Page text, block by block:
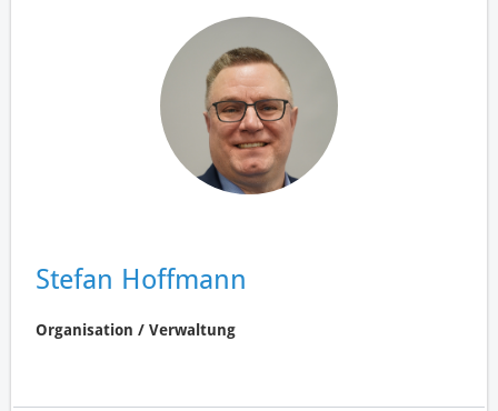
Stefan Hoffmann
Organisation / Verwaltung